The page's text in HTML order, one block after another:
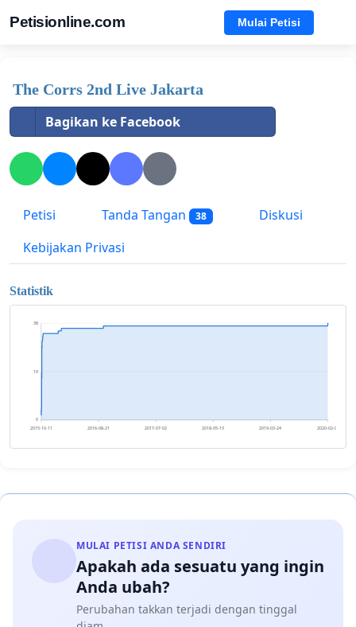
Petisionline.com Mulai Petisi
The Corrs 2nd Live Jakarta
Bagikan ke Facebook
Petisi Tanda Tangan 38
Diskusi
Kebijakan Privasi
Statistik
0
19
38
2015-10-11 2016-08-21 2017-07-02 2018-05-13 2019-03-24 2020-02-02
MULAI PETISI ANDA SENDIRI
Apakah ada sesuatu yang ingin
Anda ubah?
Perubahan takkan terjadi dengan tinggal